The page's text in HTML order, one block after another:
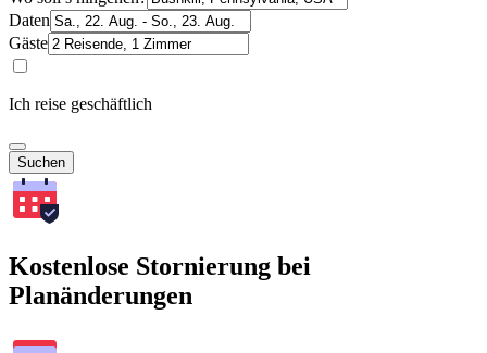
Daten
Gäste
Ich reise geschäftlich
Suchen
Kostenlose Stornierung bei
Planänderungen